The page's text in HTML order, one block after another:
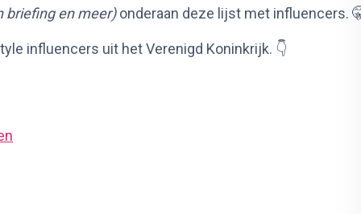
briefing en meer)onderaan deze lijst met influencers.
influencers uit het Verenigd Koninkrijk. 👇